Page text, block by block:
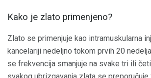
Kako je zlato primenjeno?
Zlato se primenjuje kao intramuskularna
kancelariji nedeljno tokom prvih 20
se frekvencija smanjuje na svake tri ili